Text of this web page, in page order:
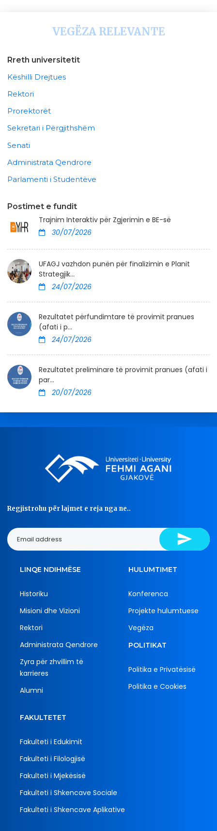
VEGËZA RELEVANTE
Rreth universitetit
Këshilli Drejtues
Rektori
Prorektorët
Sekretari i Përgjithshëm
Senati
Administrata Qendrore
Parlamenti i Studentëve
Postimet e fundit
Trajnim Interaktiv për Zgjerimin e BE-së
30/07/2026
UFAGJ vazhdon punën për finalizimin e Planit
Strategjik...
24/07/2026
Rezultatet përfundimtare të provimit pranues
(afati i p...
24/07/2026
Rezultatet preliminare të provimit pranues (afati i
par...
20/07/2026
Regjistrohu për lajmet e reja nga ne..
LINQE NDIHMËSE
Historiku
Misioni dhe Vizioni
Rektori
Administrata Qendrore
Zyra për zhvillim të
karrieres
Alumni
HULUMTIMET
Konferenca
Projekte hulumtuese
Vegëza
POLITIKAT
Politika e Privatësisë
Politika e Cookies
FAKULTETET
Fakulteti i Edukimit
Fakulteti i Filologjisë
Fakulteti i Mjekësisë
Fakulteti i Shkencave Sociale
Fakulteti i Shkencave Aplikative